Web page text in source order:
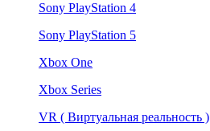
Sony PlayStation 4
Sony PlayStation 5
Xbox One
Xbox Series
VR ( Виртуальная реальность )